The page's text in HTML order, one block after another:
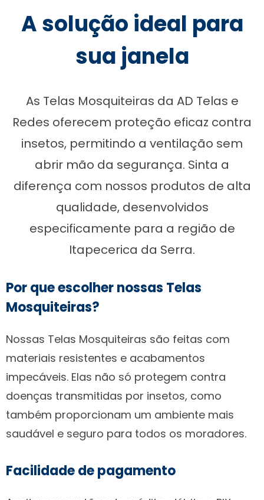
A solução ideal para
sua janela
As Telas Mosquiteiras da AD Telas e
Redes oferecem proteção eficaz contra
insetos, permitindo a ventilação sem
abrir mão da segurança. Sinta a
diferença com nossos produtos de alta
qualidade, desenvolvidos
especificamente para a região de
Itapecerica da Serra.
Por que escolher nossas Telas
Mosquiteiras?
Nossas Telas Mosquiteiras são feitas com
materiais resistentes e acabamentos
impecáveis. Elas não só protegem contra
doenças transmitidas por insetos, como
também proporcionam um ambiente mais
saudável e seguro para todos os moradores.
Facilidade de pagamento